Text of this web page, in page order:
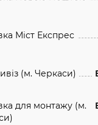
Міст Експрес
(м. Черкаси)
для монтажу (м.